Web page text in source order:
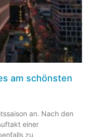
am schönsten
an. Nach den
einer
zu